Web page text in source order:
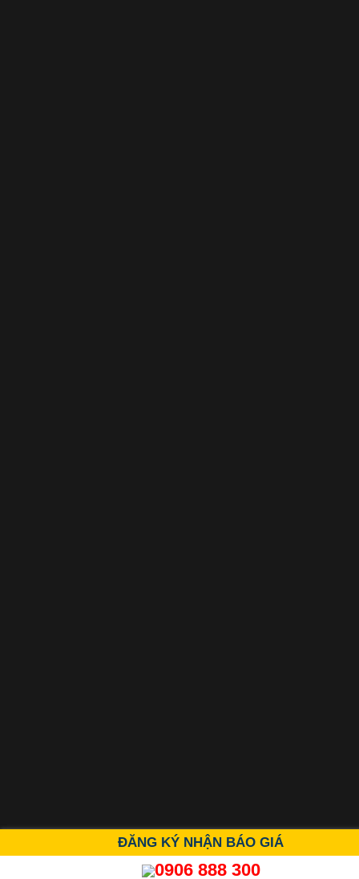
ĐĂNG KÝ NHẬN BÁO GIÁ
0906 888 300